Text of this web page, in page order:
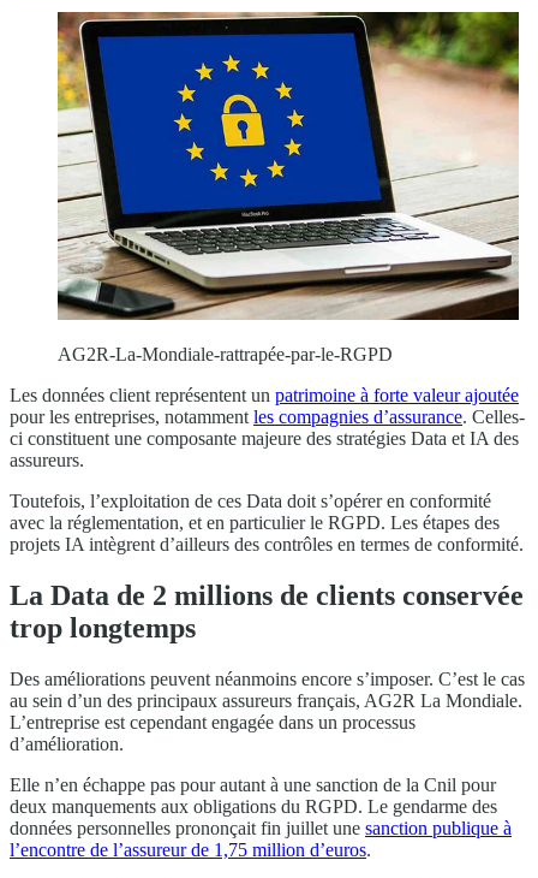
AG2R-La-Mondiale-rattrapée-par-le-RGPD
Les données client représentent un patrimoine à forte valeur ajoutée
pour les entreprises, notamment les compagnies d’assurance. Celles-
ci constituent une composante majeure des stratégies Data et IA des
assureurs.
Toutefois, l’exploitation de ces Data doit s’opérer en conformité
avec la réglementation, et en particulier le RGPD. Les étapes des
projets IA intègrent d’ailleurs des contrôles en termes de conformité.
La Data de 2 millions de clients conservée
trop longtemps
Des améliorations peuvent néanmoins encore s’imposer. C’est le cas
au sein d’un des principaux assureurs français, AG2R La Mondiale.
L’entreprise est cependant engagée dans un processus
d’amélioration.
Elle n’en échappe pas pour autant à une sanction de la Cnil pour
deux manquements aux obligations du RGPD. Le gendarme des
données personnelles prononçait fin juillet une sanction publique à
l’encontre de l’assureur de 1,75 million d’euros.